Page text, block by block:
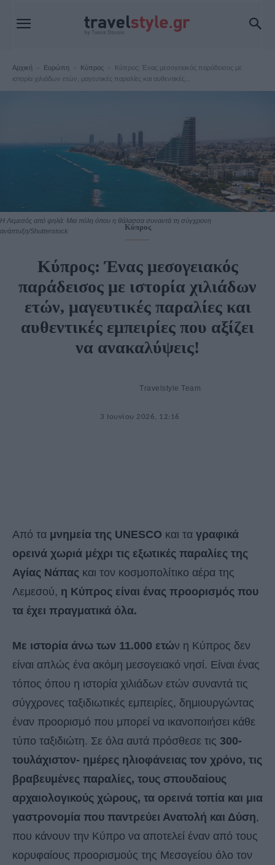
Αρχική Ευρώπη Κύπρος
Κύπρος: Ένας μεσογειακός παράδεισος με
ιστορία χιλιάδων ετών, μαγευτικές παραλίες και αυθεντικές...
Η Λεμεσός από ψηλά: Μια πόλη όπου η θάλασσα συναντά τη σύγχρονη
ανάπτυξη/Shutterstock
Κύπρος
Κύπρος: Ένας μεσογειακός
παράδεισος με ιστορία χιλιάδων
ετών, μαγευτικές παραλίες και
αυθεντικές εμπειρίες που αξίζει
να ανακαλύψεις!
Travelstyle Team
3 Ιουνίου 2026, 12:16
Από τα μνημεία της UNESCO και τα γραφικά
ορεινά χωριά μέχρι τις εξωτικές παραλίες της
Αγίας Νάπας και τον κοσμοπολίτικο αέρα της
Λεμεσού, η Κύπρος είναι ένας προορισμός που
τα έχει πραγματικά όλα.
Με ιστορία άνω των 11.000 ετών η Κύπρος δεν
είναι απλώς ένα ακόμη μεσογειακό νησί. Είναι ένας
τόπος όπου η ιστορία χιλιάδων ετών συναντά τις
σύγχρονες ταξιδιωτικές εμπειρίες, δημιουργώντας
έναν προορισμό που μπορεί να ικανοποιήσει κάθε
τύπο ταξιδιώτη. Σε όλα αυτά πρόσθεσε τις 300-
τουλάχιστον- ημέρες ηλιοφάνειας τον χρόνο, τις
βραβευμένες παραλίες, τους σπουδαίους
αρχαιολογικούς χώρους, τα ορεινά τοπία και μια
γαστρονομία που παντρεύει Ανατολή και Δύση,
που κάνουν την Κύπρο να αποτελεί έναν από τους
κορυφαίους προορισμούς της Μεσογείου όλο τον